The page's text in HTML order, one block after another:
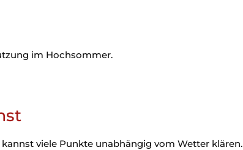
im Hochsommer.
viele Punkte unabhängig vom Wetter klären.